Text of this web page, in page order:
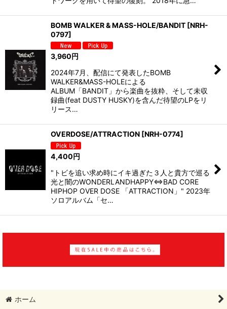
BOMB WALKER & MASS-HOLE/BANDIT [NRH-
0797]
3,960円
2024年7月、配信にて発表したBOMB
WALKER&MASS-HOLEによる
ALBUM「BANDIT」から楽曲を抜粋、そして未収
録曲(feat DUSTY HUSKY)を含んだ待望のLPをリ
リース…
OVERDOSE/ATTRACTION [NRH-0774]
4,400円
"トビを追い求め時にイキ過ぎた３人と貴方で巡る
光と闇のWONDERLANDHAPPY⇔BAD CORE
HIPHOP OVER DOSE 「ATTRACTION」" 2023年
ソロアルバム「セ…
ホーム